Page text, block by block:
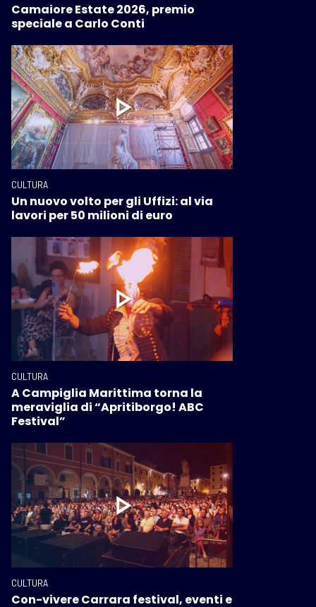
Camaiore Estate 2026, premio
speciale a Carlo Conti
CULTURA
Un nuovo volto per gli Uffizi: al via
lavori per 50 milioni di euro
CULTURA
A Campiglia Marittima torna la
meraviglia di “Apritiborgo! ABC
Festival”
CULTURA
Con-vivere Carrara festival, eventi e